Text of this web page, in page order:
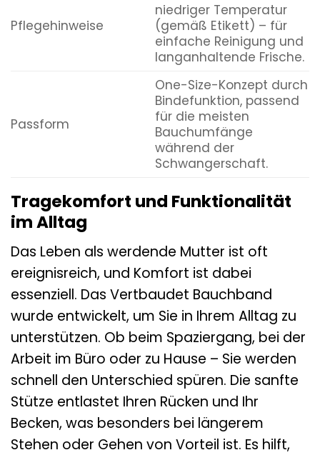
Pflegehinweise
niedriger Temperatur
(gemäß Etikett) – für
einfache Reinigung und
langanhaltende Frische.
Passform
One-Size-Konzept durch
Bindefunktion, passend
für die meisten
Bauchumfänge
während der
Schwangerschaft.
Tragekomfort und Funktionalität
im Alltag
Das Leben als werdende Mutter ist oft
ereignisreich, und Komfort ist dabei
essenziell. Das Vertbaudet Bauchband
wurde entwickelt, um Sie in Ihrem Alltag zu
unterstützen. Ob beim Spaziergang, bei der
Arbeit im Büro oder zu Hause – Sie werden
schnell den Unterschied spüren. Die sanfte
Stütze entlastet Ihren Rücken und Ihr
Becken, was besonders bei längerem
Stehen oder Gehen von Vorteil ist. Es hilft,